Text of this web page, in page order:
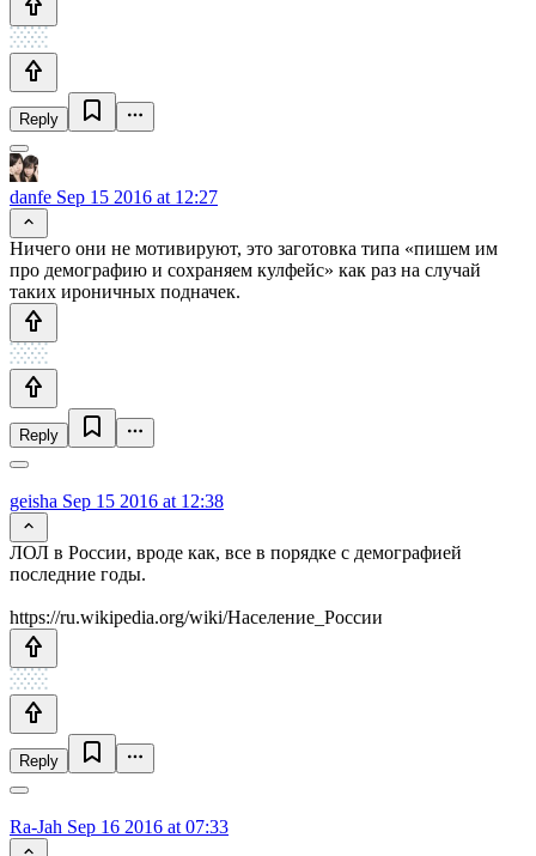
Reply
danfe Sep 15 2016 at 12:27
Ничего они не мотивируют, это заготовка типа «пишем им
про демографию и сохраняем кулфейс» как раз на случай
таких ироничных подначек.
Reply
geisha Sep 15 2016 at 12:38
ЛОЛ в России, вроде как, все в порядке с демографией
последние годы.
https://ru.wikipedia.org/wiki/Население_России
Reply
Ra-Jah Sep 16 2016 at 07:33